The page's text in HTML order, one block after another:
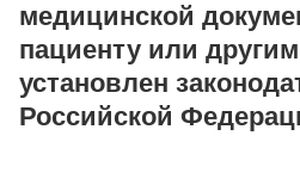
медицинской
пациенту или
установлен
Российской